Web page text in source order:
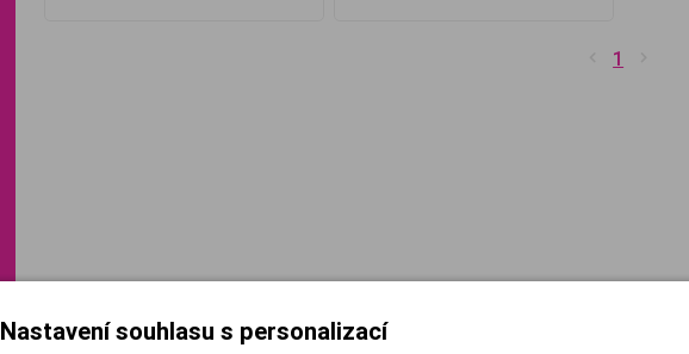
1
Nastavení souhlasu s personalizací